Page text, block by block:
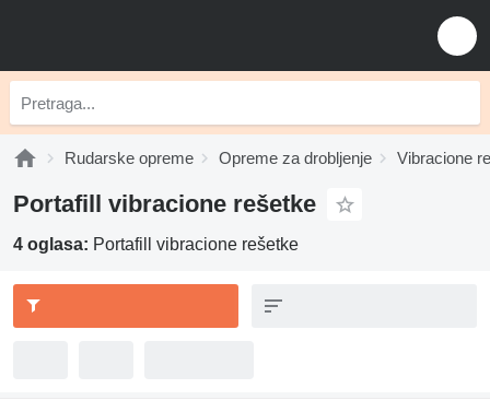
Rudarske opreme Opreme za drobljenje Vibracione
Portafill vibracione rešetke
4 oglasa: Portafill vibracione rešetke